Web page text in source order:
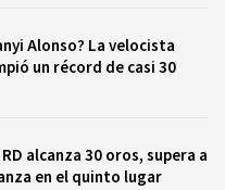
Alonso? La velocista
un récord de casi 30
alcanza 30 oros, supera a
en el quinto lugar